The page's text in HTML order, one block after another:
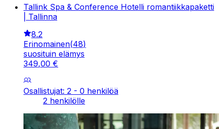
Tallink Spa & Conference Hotelli romantiikkapaketti
| Tallinna
8.2
Erinomainen(48)
suosituin elämys
349,00 €
Osallistujat: 2 - 0 henkilöä
2 henkilölle